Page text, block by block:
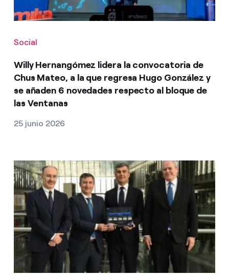
Social
Willy Hernangómez lidera la convocatoria de
Chus Mateo, a la que regresa Hugo González y
se añaden 6 novedades respecto al bloque de
las Ventanas
25 junio 2026